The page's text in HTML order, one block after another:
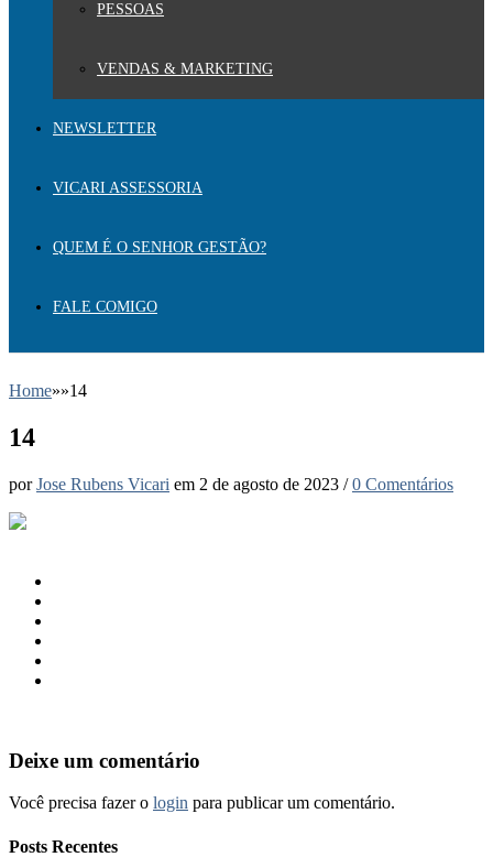
PESSOAS
VENDAS & MARKETING
NEWSLETTER
VICARI ASSESSORIA
QUEM É O SENHOR GESTÃO?
FALE COMIGO
Home»»14
14
porJose Rubens Vicari em 2 de agosto de 2023 /0 Comentários
Deixe um comentário
Você precisa fazer o login para publicar um comentário.
Posts Recentes